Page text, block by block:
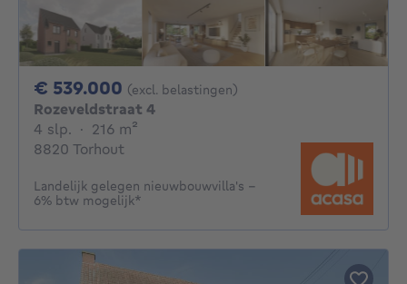
€ 539.000 539000€
(excl. belastingen)
Rozeveldstraat 4
4 slp. 4 slaapkamers
· 216 m²
8820 Torhout
Landelijk gelegen nieuwbouwvilla's -
6% btw mogelijk*